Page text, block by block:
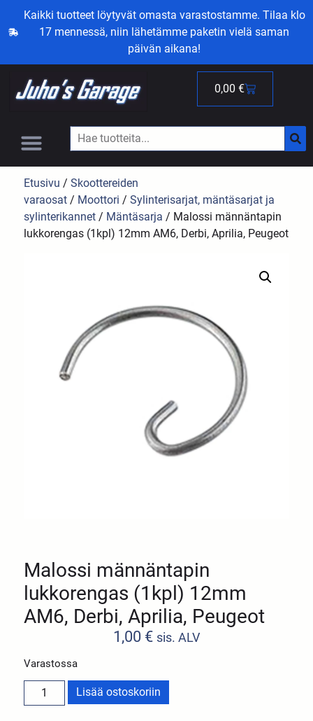
Kaikki tuotteet löytyvät omasta varastostamme. Tilaa klo
17 mennessä, niin lähetämme paketin vielä saman
päivän aikana!
0,00 €
Etusivu /Skoottereiden
varaosat / Moottori /Sylinterisarjat, mäntäsarjat ja
sylinterikannet / Mäntäsarja / Malossi männäntapin
lukkorengas (1kpl) 12mm AM6, Derbi, Aprilia, Peugeot
Malossi männäntapin
lukkorengas (1kpl) 12mm
AM6, Derbi, Aprilia, Peugeot
1,00 € sis. ALV
Varastossa
Lisää ostoskoriin